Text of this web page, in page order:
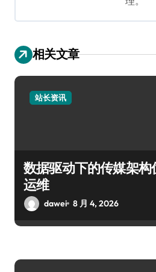
相关文章
站长资讯
数据驱动下的传媒架
运维
dawei 8 月 4, 2026